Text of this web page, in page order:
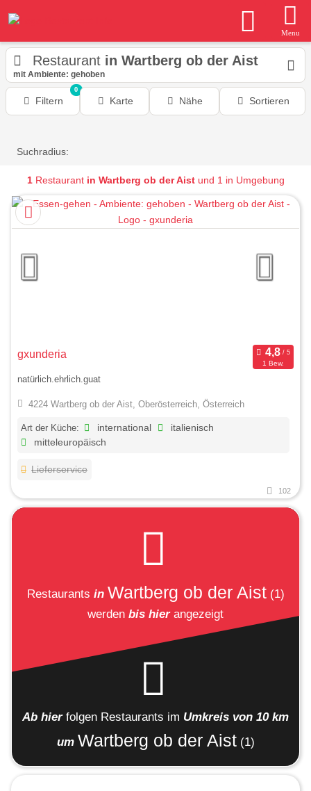
Menu
Restaurant in Wartberg ob der Aist
mit Ambiente: gehoben
Filtern
0
Karte Nähe Sortieren
Suchradius:
1Restaurant in Wartberg ob der Aistund 1 in Umgebung
gxunderia
1 Bew.
natürlich.ehrlich.guat
4224 Wartberg ob der Aist, Oberösterreich, Österreich
Art der Küche: international
italienisch
mitteleuropäisch
Lieferservice
102
Restaurants in Wartberg ob der Aist (1)
werden bis hierangezeigt
Ab hier folgen Restaurants im Umkreis von 10 km
um Wartberg ob der Aist (1)